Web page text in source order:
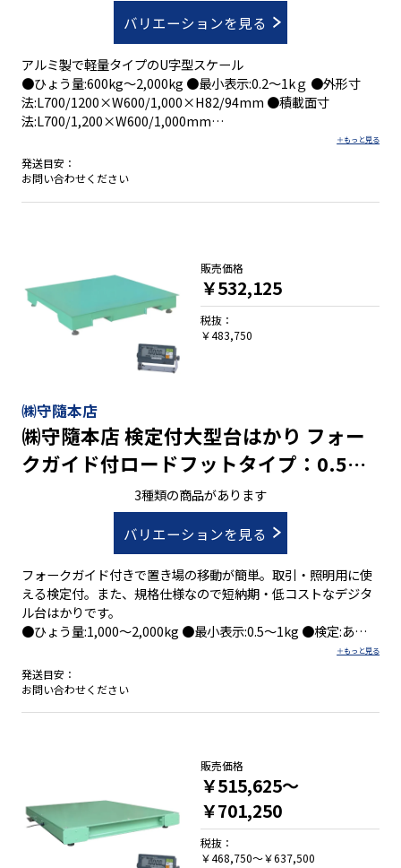
バリエーションを見る
アルミ製で軽量タイプのU字型スケール
●ひょう量:600kg～2,000kg ●最小表示:0.2～1kｇ ●外形寸
法:L700/1200×W600/1,000×H82/94mm ●積載面寸
法:L700/1,200×W600/1,000mm
ーズの中でも最も軽量
●表示器スタンドはオプション
発送目安：
お問い合わせください
㈱守隨本店
㈱守隨本店 検定付大型台はかり フォー
クガイド付ロードフットタイプ：0.5～
1kg/1,000～2,000kg
3種類の商品があります
バリエーションを見る
フォークガイド付きで置き場の移動が簡単。取引・照明用に使
える検定付。また、規格仕様なので短納期・低コストなデジタ
ル台はかりです。
●ひょう量:1,000～2,000kg ●最小表示:0.5～1kg ●検定:あり
●台部外形寸法:1,000～1,500×1,000～1,500×H145mm
●比較機能：５段階選別モード
●比較機能：上/下限モード
●ホールド機能
●正味/総重量表示切り替え機能
●オプションで、データ通信機能
発送目安：
お問い合わせください
販売価格
￥532,125
税抜：
￥483,750
販売価格
￥515,625～
￥701,250
税抜：
￥468,750～￥637,500